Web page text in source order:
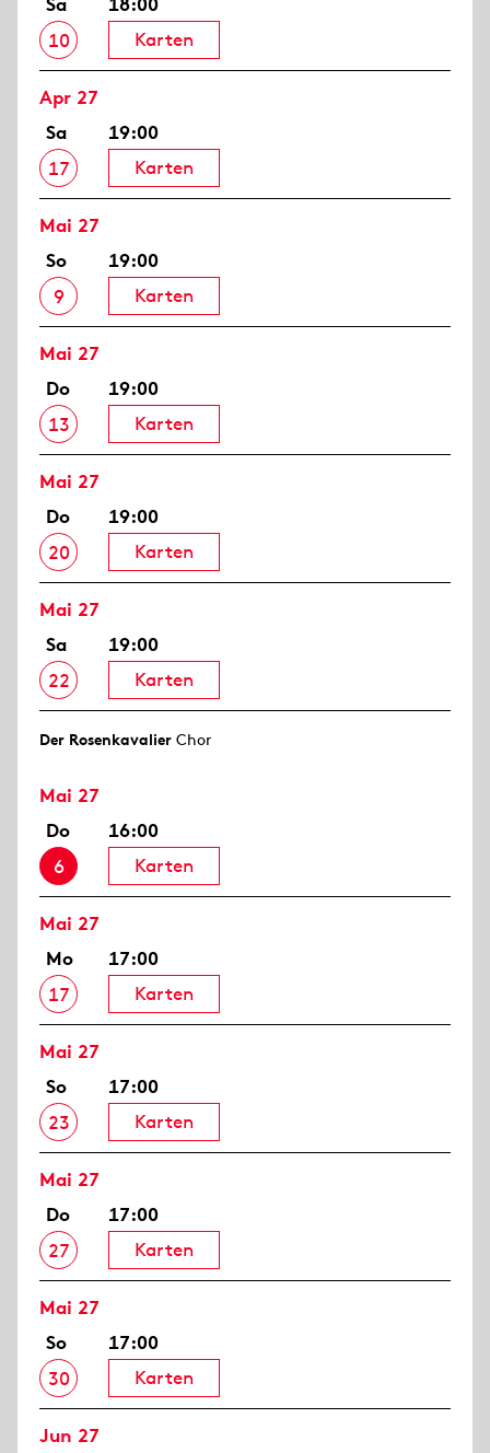
10
Karten
Apr 27
Sa
17
19:00
Karten
Mai 27
So
9
19:00
Karten
Mai 27
Do
13
19:00
Karten
Mai 27
Do
20
19:00
Karten
Mai 27
Sa
22
19:00
Karten
Der Rosen­kavalier Chor
Mai 27
Do
6
16:00
Karten
Mai 27
Mo
17
17:00
Karten
Mai 27
So
23
17:00
Karten
Mai 27
Do
27
17:00
Karten
Mai 27
So
30
17:00
Karten
Jun 27